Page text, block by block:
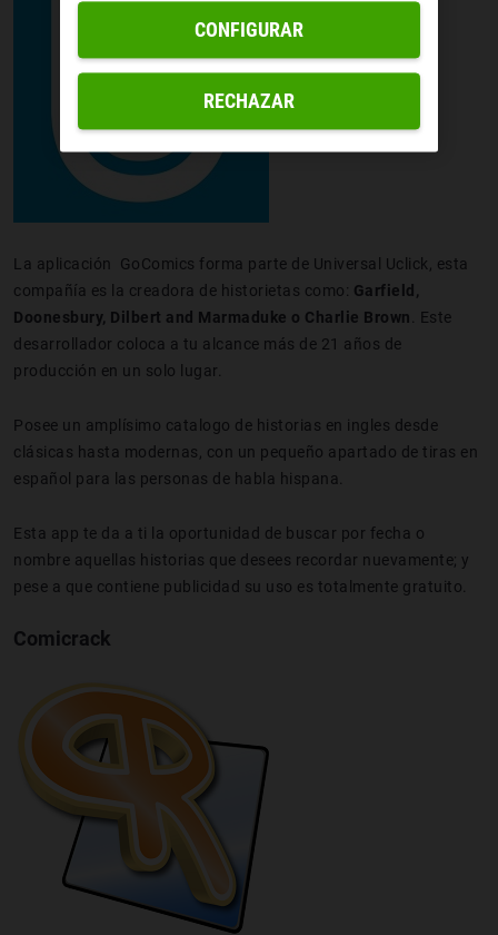
La aplicación GoComics forma parte de Universal Uclick, esta
compañía es la creadora de historietas como: Garfield,
Doonesbury, Dilbert and Marmaduke o Charlie Brown. Este
desarrollador coloca a tu alcance más de 21 años de
producción en un solo lugar.
Posee un amplísimo catalogo de historias en ingles desde
clásicas hasta modernas, con un pequeño apartado de tiras en
español para las personas de habla hispana.
Esta app te da a ti la oportunidad de buscar por fecha o
nombre aquellas historias que desees recordar nuevamente; y
pese a que contiene publicidad su uso es totalmente gratuito.
Comicrack
RECHAZAR
CONFIGURAR